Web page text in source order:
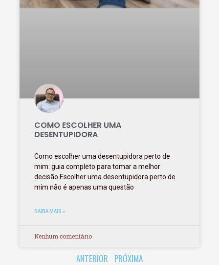
COMO ESCOLHER UMA
DESENTUPIDORA
Como escolher uma desentupidora perto de
mim: guia completo para tomar a melhor
decisão Escolher uma desentupidora perto de
mim não é apenas uma questão
SAIBA MAIS »
Nenhum comentário
ANTERIOR PRÓXIMA